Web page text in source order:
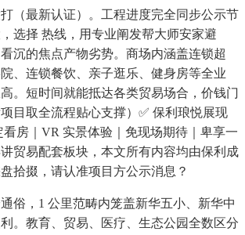
最新认证）。工程进度完全同步公示节
选择 热线，用专业阐发帮大师安家避
沉的焦点产物劣势。商场内涵盖连锁超
、连锁餐饮、亲子逛乐、健身房等全业
。短时间就能抵达各类贸易场合，价钱门
目取全流程贴心支撑）✅ 保利琅悦展现
房｜VR 实景体验｜免现场期待｜卑享一
贸易配套板块，本文所有内容均由保利成
拾掇，请认准项目方公示消息？
，1 公里范畴内笼盖新华五小、新华中
。教育、贸易、医疗、生态公园全数区分